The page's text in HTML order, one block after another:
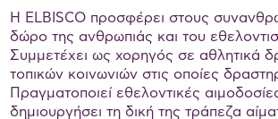
Η ELBISCO προσφέρει στους
δώρο της ανθρωπιάς και του
Συμμετέχει ως χορηγός σε αθλητικά
τοπικών κοινωνιών στις οποίες
Πραγματοποιεί εθελοντικές
δημιουργήσει τη δική της τράπεζα